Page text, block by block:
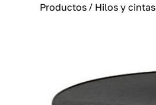
Productos / Hilos y cintas